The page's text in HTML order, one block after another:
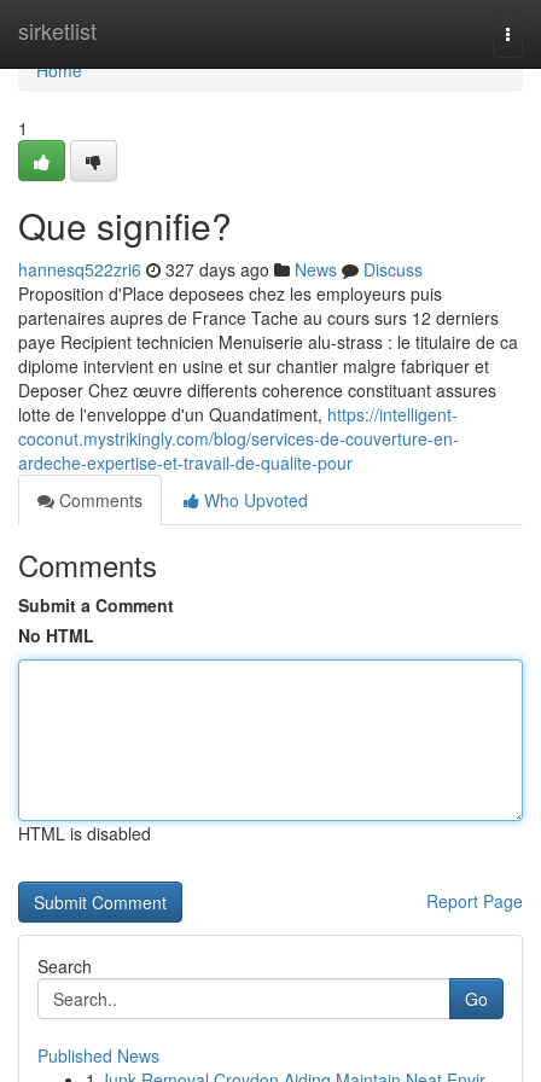
sirketlist
Home
Home
1
Que signifie?
hannesq522zri6 327 days ago News
Discuss
Proposition d'Place deposees chez les employeurs puis
partenaires aupres de France Tache au cours surs 12 derniers
paye Recipient technicien Menuiserie alu-strass : le titulaire de ca
diplome intervient en usine et sur chantier malgre fabriquer et
Deposer Chez œuvre differents coherence constituant assures
lotte de l'enveloppe d'un Quandatiment, https://intelligent-
coconut.mystrikingly.com/blog/services-de-couverture-en-
ardeche-expertise-et-travail-de-qualite-pour
Comments
Who Upvoted
Comments
Submit a Comment
No HTML
HTML is disabled
Report Page
Search
Go
Published News